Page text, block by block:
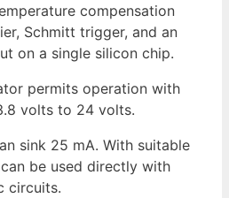
compensation
Schmitt trigger, and an
on a single silicon chip.
permits operation with
volts to 24 volts.
sink 25 mA. With suitable
be used directly with
circuits.